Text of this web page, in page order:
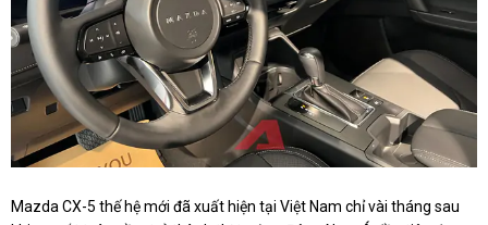
Mazda CX-5 thế hệ mới đã xuất hiện tại Việt Nam chỉ vài tháng sau